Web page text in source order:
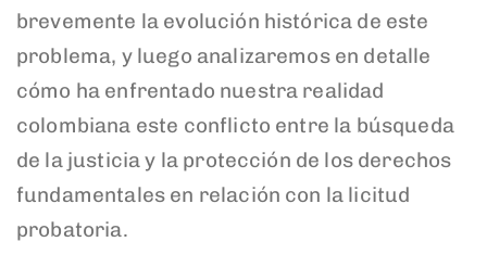
brevemente la evolución histórica de este
problema, y luego analizaremos en detalle
cómo ha enfrentado nuestra realidad
colombiana este conflicto entre la búsqueda
de la justicia y la protección de los derechos
fundamentales en relación con la licitud
probatoria.